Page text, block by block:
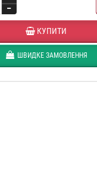
КУПИТИ
ШВИДКЕ ЗАМОВЛЕННЯ